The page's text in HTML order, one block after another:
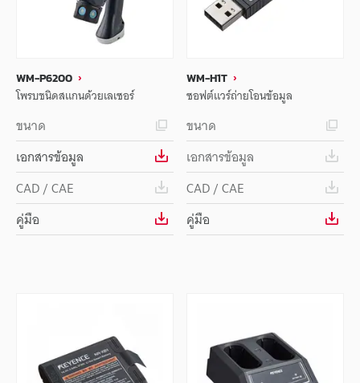
WM-P6200
โพรบชนิดสแกนด้วยเลเซอร์
ขนาด
เอกสารข้อมูล
CAD / CAE
คู่มือ
WM-H1T
ซอฟต์แวร์ถ่ายโอนข้อมูล
ขนาด
เอกสารข้อมูล
CAD / CAE
คู่มือ